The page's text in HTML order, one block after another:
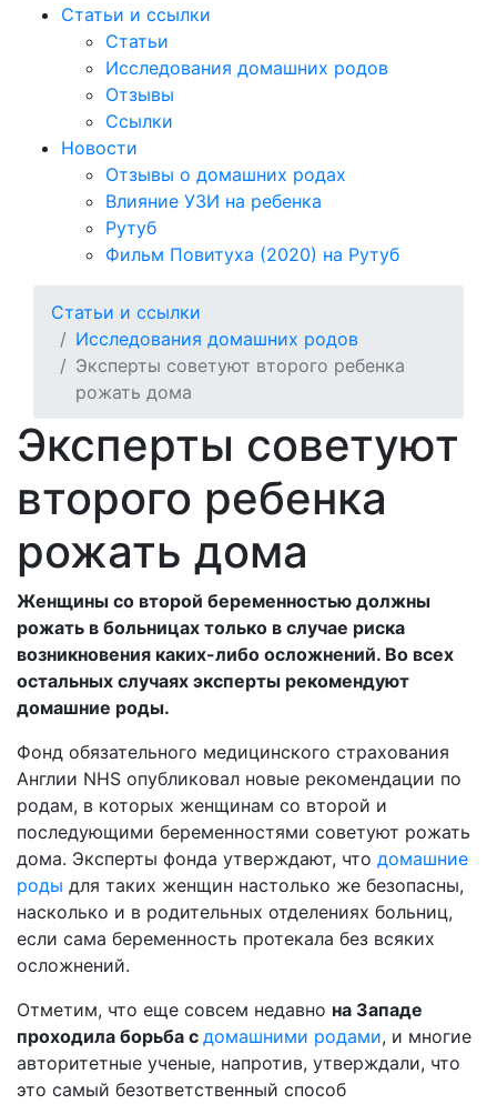
Статьи и ссылки
Статьи
Исследования домашних родов
Отзывы
Ссылки
Новости
Отзывы о домашних родах
Влияние УЗИ на ребенка
Рутуб
Фильм Повитуха (2020) на Рутуб
Статьи и ссылки
Исследования домашних родов
Эксперты советуют второго ребенка
рожать дома
Эксперты советуют
второго ребенка
рожать дома
Женщины со второй беременностью должны
рожать в больницах только в случае риска
возникновения каких-либо осложнений. Во всех
остальных случаях эксперты рекомендуют
домашние роды.
Фонд обязательного медицинского страхования
Англии NHS опубликовал новые рекомендации по
родам, в которых женщинам со второй и
последующими беременностями советуют рожать
дома. Эксперты фонда утверждают, что домашние
роды для таких женщин настолько же безопасны,
насколько и в родительных отделениях больниц,
если сама беременность протекала без всяких
осложнений.
Отметим, что еще совсем недавно на Западе
проходила борьба с домашними родами, и многие
авторитетные ученые, напротив, утверждали, что
это самый безответственный способ